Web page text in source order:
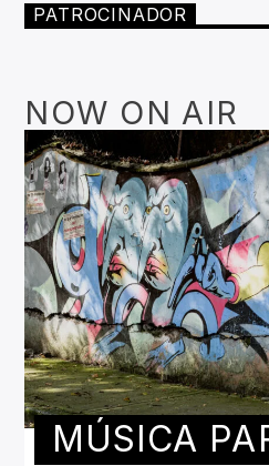
PATROCINADOR
NOW ON AIR
MÚSICA